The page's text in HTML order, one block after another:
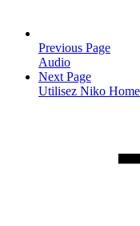
Previous Page
Audio
Next Page
Utilisez Niko